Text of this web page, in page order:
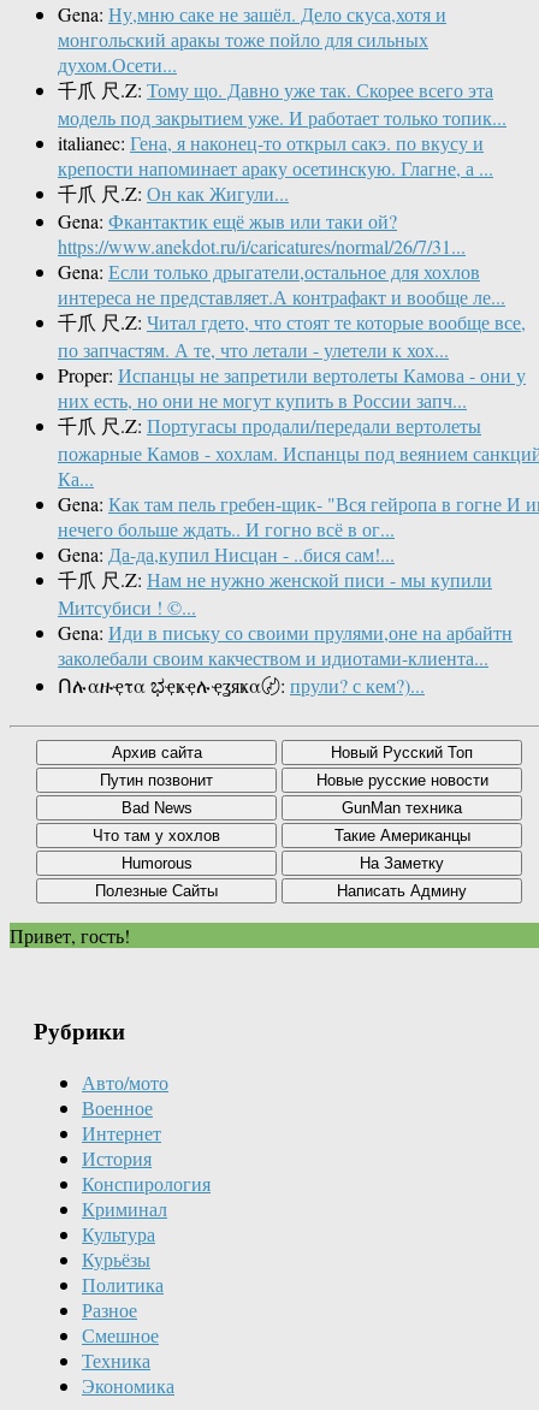
Gena: Ну,мню саке не зашёл. Дело скуса,хотя и
монгольский аракы тоже пойло для сильных
духом.Осети...
千爪 尺.Z: Тому що. Давно уже так. Скорее всего эта
модель под закрытием уже. И работает только топик...
italianec: Гена, я наконец-то открыл сакэ. по вкусу и
крепости напоминает араку осетинскую. Глагне, а ...
千爪 尺.Z: Он как Жигули...
Gena: Фкантактик ещё жыв или таки ой?
https://www.anekdot.ru/i/caricatures/normal/26/7/31...
Gena: Если только дрыгатели,остальное для хохлов
интереса не представляет.А контрафакт и вообще ле...
千爪 尺.Z: Читал гдето, что стоят те которые вообще все,
по запчастям. А те, что летали - улетели к хох...
Proper: Испанцы не запретили вертолеты Камова - они у
них есть, но они не могут купить в России запч...
千爪 尺.Z: Португасы продали/передали вертолеты
пожарные Камов - хохлам. Испанцы под веянием
Ка...
Gena: Как там пель гребен-щик- "Вся гейропа в гогне И
нечего больше ждать.. И гогно всё в ог...
Gena: Да-да,купил Нисцан - ..бися сам!...
千爪 尺.Z: Нам не нужно женской писи - мы купили
Митсубиси ! ©...
Gena: Иди в письку со своими прулями,оне на арбайтн
заколебали своим какчеством и идиотами-клиента...
Ոሉαዙҿτα ಭҿҝҿሉҿʓяҝα〄: прули? с кем?)...
Привет, гость!
Рубрики
Авто/мото
Военное
Интернет
История
Конспирология
Криминал
Культура
Курьёзы
Политика
Разное
Смешное
Техника
Экономика